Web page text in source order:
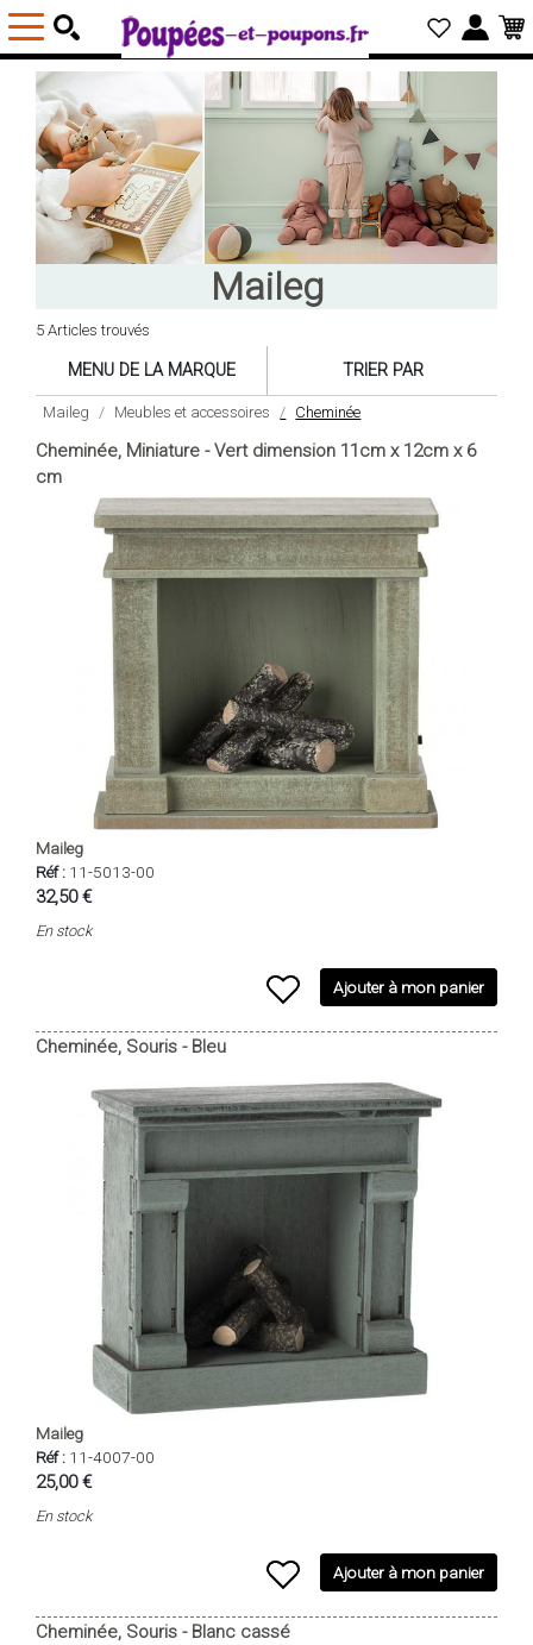
Maileg
5 Articles trouvés
MENU DE LA MARQUE TRIER PAR
Maileg Meubles et accessoires Cheminée
Cheminée, Miniature - Vert dimension 11cm x 12cm x 6
cm
Maileg
Réf : 11-5013-00
32,50 €
En stock
Ajouter à mon panier
Cheminée, Souris - Bleu
Maileg
Réf : 11-4007-00
25,00 €
En stock
Ajouter à mon panier
Cheminée, Souris - Blanc cassé